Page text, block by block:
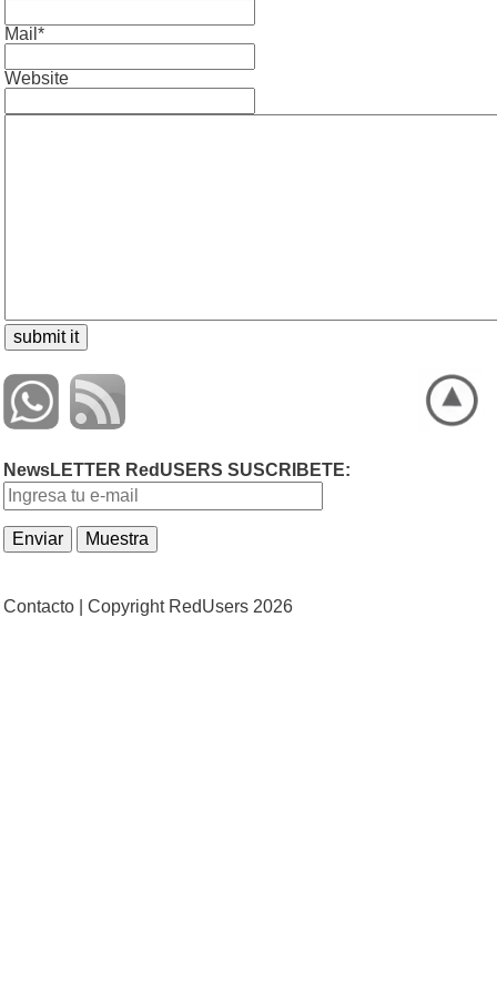
Mail*
Website
NewsLETTER RedUSERS SUSCRIBETE:
Contacto | Copyright RedUsers 2026